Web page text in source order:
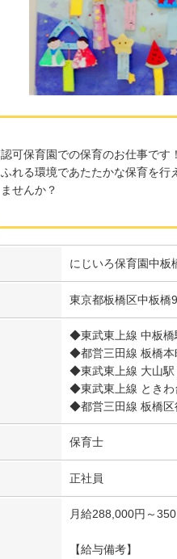
認可保育園での保育のお仕事です
ふれる環境であたたかな保育を行
ませんか？
にじいろ保育園中板
東京都板橋区中板橋
◆東武東上線 中板橋
◆都営三田線 板橋本
◆東武東上線 大山駅
◆東武東上線 ときわ
◆都営三田線 板橋区
保育士
正社員
月給288,000円～
【給与備考】